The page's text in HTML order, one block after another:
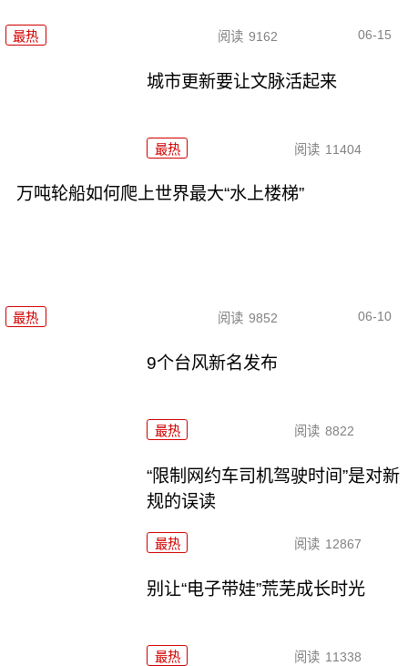
最热 阅读 9162 06-15
城市更新要让文脉活起来
最热 阅读 11404
万吨轮船如何爬上世界最大“水上楼梯”
最热 阅读 9852 06-10
9个台风新名发布
最热 阅读 8822
“限制网约车司机驾驶时间”是对新
规的误读
最热 阅读 12867
别让“电子带娃”荒芜成长时光
最热 阅读 11338